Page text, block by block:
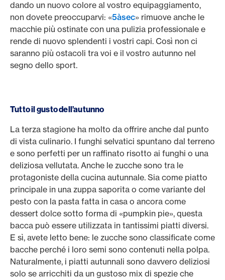
dando un nuovo colore al vostro equipaggiamento,
non dovete preoccuparvi: «5àsec» rimuove anche le
macchie più ostinate con una pulizia professionale e
rende di nuovo splendenti i vostri capi. Così non ci
saranno più ostacoli tra voi e il vostro autunno nel
segno dello sport.
Tutto il gusto dell’autunno
La terza stagione ha molto da offrire anche dal punto
di vista culinario. I funghi selvatici spuntano dal terreno
e sono perfetti per un raffinato risotto ai funghi o una
deliziosa vellutata. Anche le zucche sono tra le
protagoniste della cucina autunnale. Sia come piatto
principale in una zuppa saporita o come variante del
pesto con la pasta fatta in casa o ancora come
dessert dolce sotto forma di «pumpkin pie», questa
bacca può essere utilizzata in tantissimi piatti diversi.
E sì, avete letto bene: le zucche sono classificate come
bacche perché i loro semi sono contenuti nella polpa.
Naturalmente, i piatti autunnali sono davvero deliziosi
solo se arricchiti da un gustoso mix di spezie che